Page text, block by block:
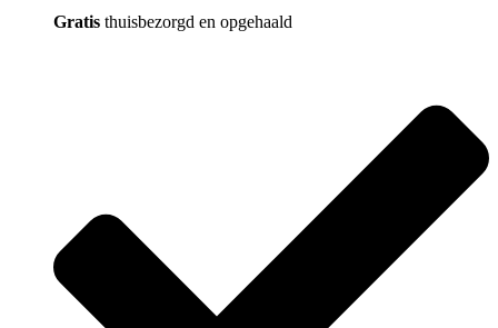
Gratis thuisbezorgd en opgehaald